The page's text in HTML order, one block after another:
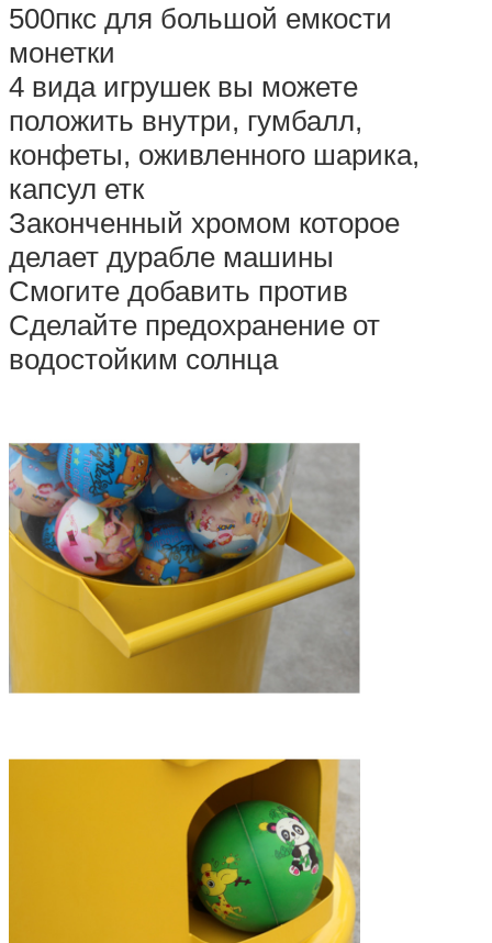
500пкс для большой емкости
монетки
4 вида игрушек вы можете
положить внутри, гумбалл,
конфеты, оживленного шарика,
капсул етк
Законченный хромом которое
делает дурабле машины
Смогите добавить против
Сделайте предохранение от
водостойким солнца